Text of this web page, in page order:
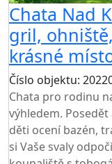
Chata Nad
gril,
krásné
Číslo objektu:
Chata pro rodinu
výhledem.
děti ocení bazén,
si Vaše svaly